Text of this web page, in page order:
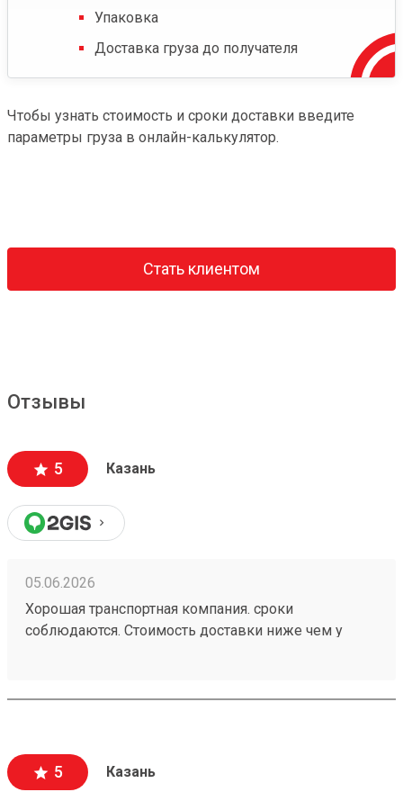
Упаковка
Доставка груза до получателя
Чтобы узнать стоимость и сроки доставки введите
параметры груза в онлайн-калькулятор.
Стать клиентом
Отзывы
5 Казань
05.06.2026
Хорошая транспортная компания. сроки
соблюдаются. Стоимость доставки ниже чем у
260472502
5 Казань